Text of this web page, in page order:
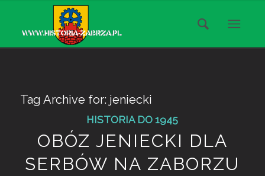
Tag Archive for: jeniecki
HISTORIA DO 1945
OBÓZ JENIECKI DLA
SERBÓW NA ZABORZU